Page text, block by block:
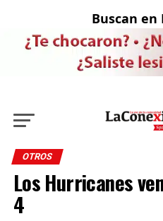
Buscan en
OTROS
Los Hurricanes
4